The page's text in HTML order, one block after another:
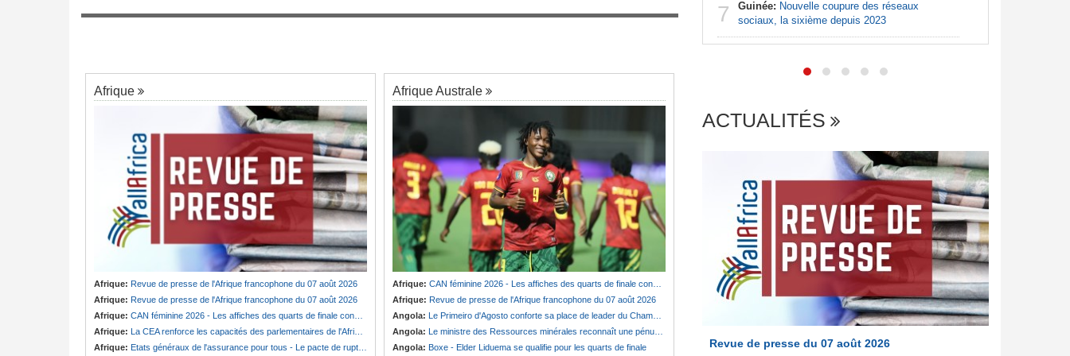
Afrique
Afrique: Revue de presse de l'Afrique francophone du 07 août 2026
Afrique: Revue de presse de l'Afrique francophone du 07 août 2026
Afrique: CAN féminine 2026 - Les affiches des quarts de finale connues
Afrique: La CEA renforce les capacités des parlementaires de l'Afrique de l'Est
Afrique: Etats généraux de l'assurance pour tous - Le pacte de rupture
Afrique Australe
Afrique: CAN féminine 2026 - Les affiches des quarts de finale connues
Afrique: Revue de presse de l'Afrique francophone du 07 août 2026
Angola: Le Primeiro d'Agosto conforte sa place de leader du Championnat national féminin
Angola: Le ministre des Ressources minérales reconnaît une pénurie de carburants au pays
Angola: Boxe - Elder Liduema se qualifie pour les quarts de finale
7
accusations d'Effoudou
Afrique:Revue de presse de l'Afrique
7 Guinée: Nouvelle coupure des réseaux
sociaux, la sixième depuis 2023
ACTUALITÉS
Revue de presse du 07 août 2026